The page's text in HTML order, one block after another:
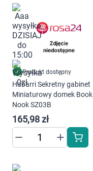
Produkt dostępny
Habarri Sekretny gabinet
Miniaturowy domek Book
Nook SZ03B
165,98 zł